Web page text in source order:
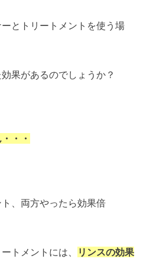
とトリートメントを使う場
果があるのでしょうか？
・・
ト、両方やったら効果倍
トメントには、
リンスの効果